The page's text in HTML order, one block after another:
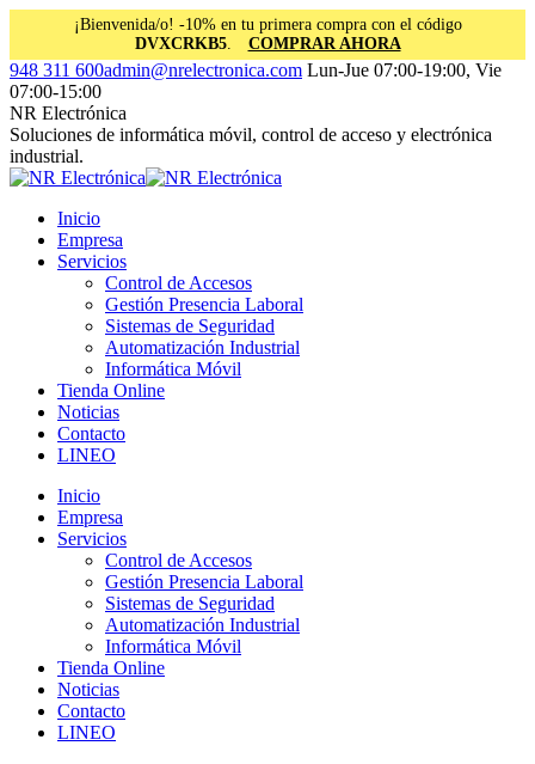
¡Bienvenida/o! -10% en tu primera compra con el código
DVXCRKB5. COMPRAR AHORA
Saltar
al
contenido
Facebook
page
opens
in
new
window
Instagram
page
opens
in
new
window
Linkedin
page
opens
in
new
window
948 311 600admin@nrelectronica.com Lun-Jue 07:00-19:00, Vie
07:00-15:00
NR Electrónica
Soluciones de informática móvil, control de acceso y electrónica
industrial.
Inicio
Empresa
Servicios
Control de Accesos
Gestión Presencia Laboral
Sistemas de Seguridad
Automatización Industrial
Informática Móvil
Tienda Online
Noticias
Contacto
LINEO
Inicio
Empresa
Servicios
Control de Accesos
Gestión Presencia Laboral
Sistemas de Seguridad
Automatización Industrial
Informática Móvil
Tienda Online
Noticias
Contacto
LINEO